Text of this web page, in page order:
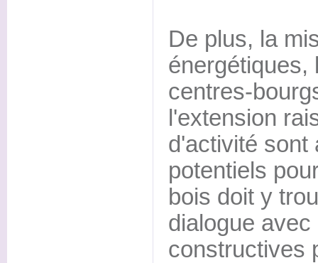
De plus, la
énergétiques,
centres-
l'extension
d'activité sont
potentiels
bois doit y
dialogue
constructives